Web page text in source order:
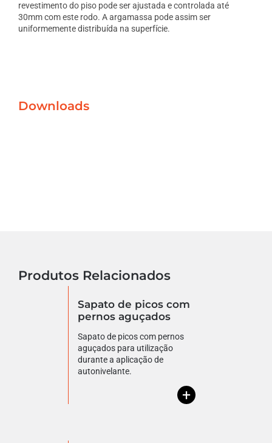
revestimento do piso pode ser ajustada e controlada até
30mm com este rodo. A argamassa pode assim ser
uniformemente distribuída na superfície.
Downloads
Produtos Relacionados
Sapato de picos com
pernos aguçados
Sapato de picos com pernos
aguçados para utilização
durante a aplicação de
autonivelante.
+